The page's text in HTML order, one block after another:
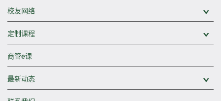
校友网络
定制课程
商管e课
最新动态